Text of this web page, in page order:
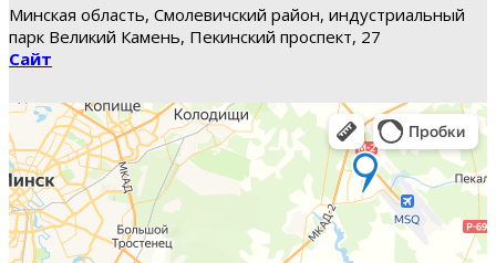
Минская область, Смолевичский район, индустриальный
парк Великий Камень, Пекинский проспект, 27
Сайт